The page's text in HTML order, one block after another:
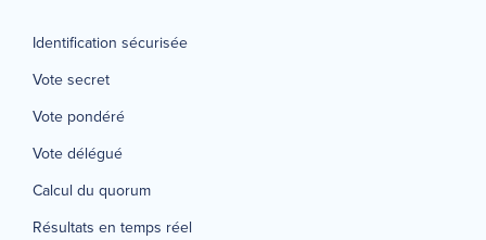
Identification sécurisée
Vote secret
Vote pondéré
Vote délégué
Calcul du quorum
Résultats en temps réel